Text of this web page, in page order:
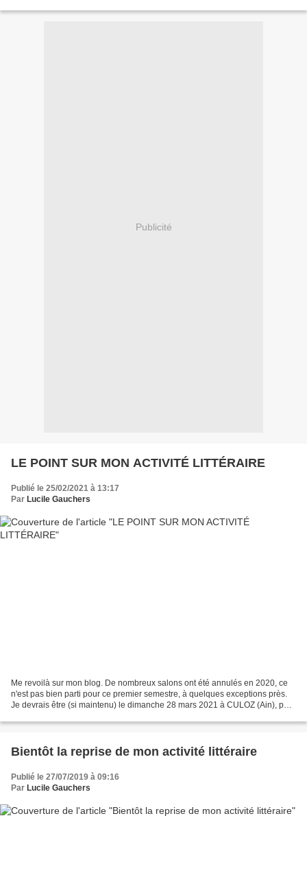
Publicité
LE POINT SUR MON ACTIVITÉ LITTÉRAIRE
Publié le 25/02/2021 à 13:17
Par Lucile Gauchers
Me revoilà sur mon blog. De nombreux salons ont été annulés en 2020, ce
n'est pas bien parti pour ce premier semestre, à quelques exceptions près.
Je devrais être (si maintenu) le dimanche 28 mars 2021 à CULOZ (Ain), pas
Bientôt la reprise de mon activité littéraire
Publié le 27/07/2019 à 09:16
Par Lucile Gauchers